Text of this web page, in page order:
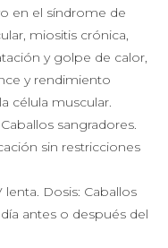
en el síndrome de
miositis crónica,
y golpe de calor,
y rendimiento
célula muscular.
sangradores.
sin restricciones
lenta. Dosis: Caballos
antes o después del